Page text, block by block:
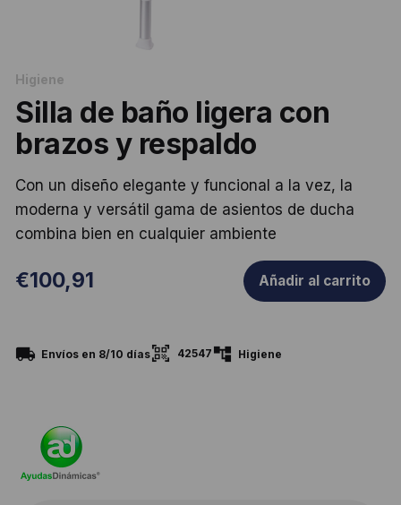
Higiene
Silla de baño ligera con
brazos y respaldo
Con un diseño elegante y funcional a la vez, la
moderna y versátil gama de asientos de ducha
combina bien en cualquier ambiente
€100,91 Añadir al carrito
Envíos en 8/10 días 42547 Higiene